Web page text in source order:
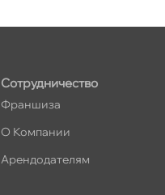
Сотрудничество
Франшиза
О Компании
Арендодателям